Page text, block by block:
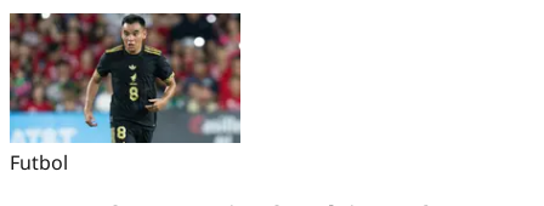
Futbol